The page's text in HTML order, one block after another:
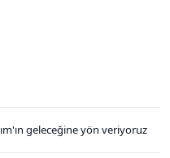
geleceğine yön veriyoruz